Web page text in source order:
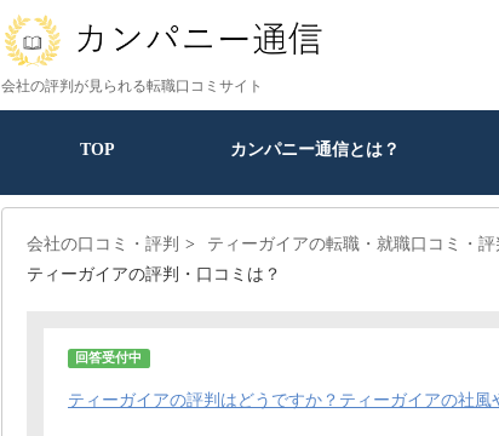
会社の評判が見られる転職口コミサイト
TOP カンパニー通信とは？
会社の口コミ・評判
ティーガイアの転職・就職口コミ・評
ティーガイアの評判・口コミは？
回答受付中
ティーガイアの評判はどうですか？ティーガイアの社風